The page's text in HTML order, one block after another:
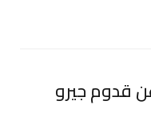
قدوم جيرو